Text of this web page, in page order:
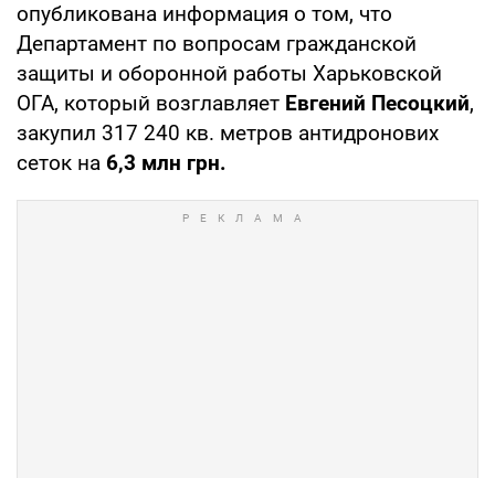
опубликована информация о том, что
Департамент по вопросам гражданской
защиты и оборонной работы Харьковской
ОГА, который возглавляет Евгений Песоцкий,
закупил 317 240 кв. метров антидронових
сеток на 6,3 млн грн.